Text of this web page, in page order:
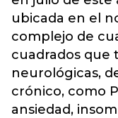
ubicada en el
complejo de
cuadrados que
neurológicas,
crónico, como
ansiedad,